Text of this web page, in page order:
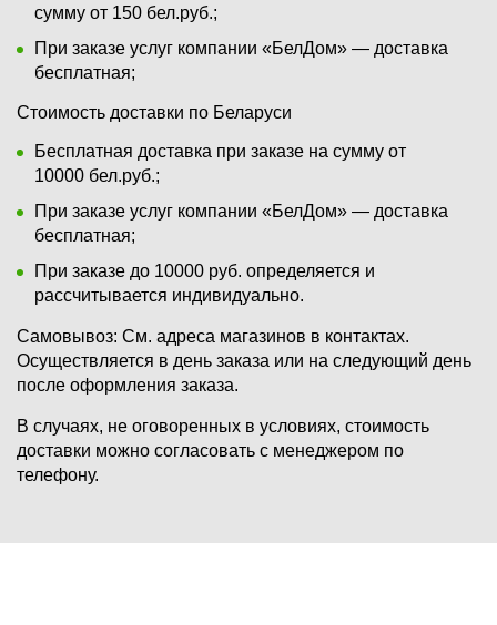
сумму от 150 бел.руб.;
При заказе услуг компании «БелДом» — доставка
бесплатная;
Стоимость доставки по Беларуси
Бесплатная доставка при заказе на сумму от
10000 бел.руб.;
При заказе услуг компании «БелДом» — доставка
бесплатная;
При заказе до 10000 руб. определяется и
рассчитывается индивидуально.
Самовывоз: См. адреса магазинов в контактах.
Осуществляется в день заказа или на следующий день
после оформления заказа.
В случаях, не оговоренных в условиях, стоимость
доставки можно согласовать с менеджером по
телефону.